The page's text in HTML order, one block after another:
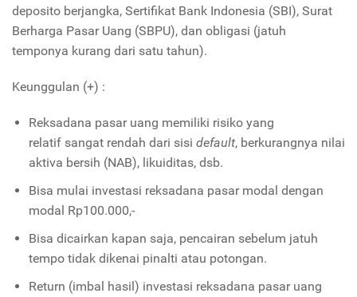
deposito berjangka, Sertifikat Bank Indonesia (SBI), Surat
Berharga Pasar Uang (SBPU), dan obligasi (jatuh
temponya kurang dari satu tahun).
Keunggulan (+) :
Reksadana pasar uang memiliki risiko yang
relatif sangat rendah dari sisi default, berkurangnya nilai
aktiva bersih (NAB), likuiditas, dsb.
Bisa mulai investasi reksadana pasar modal dengan
modal Rp100.000,-
Bisa dicairkan kapan saja, pencairan sebelum jatuh
tempo tidak dikenai pinalti atau potongan.
Return (imbal hasil) investasi reksadana pasar uang